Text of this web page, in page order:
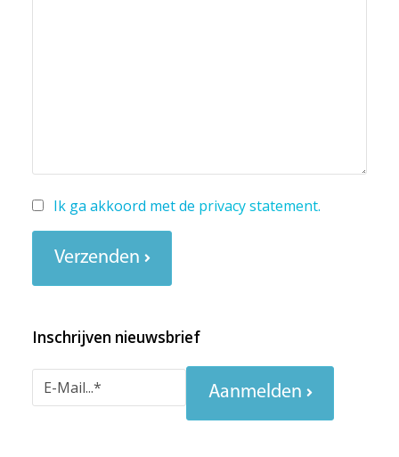
Ik ga akkoord met de privacy statement.
Verzenden
Inschrijven nieuwsbrief
Aanmelden